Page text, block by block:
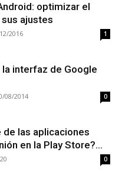
optimizar el
ajustes
2016 1
interfaz de Google
08/2014 0
las aplicaciones
en la Play Store?...
0